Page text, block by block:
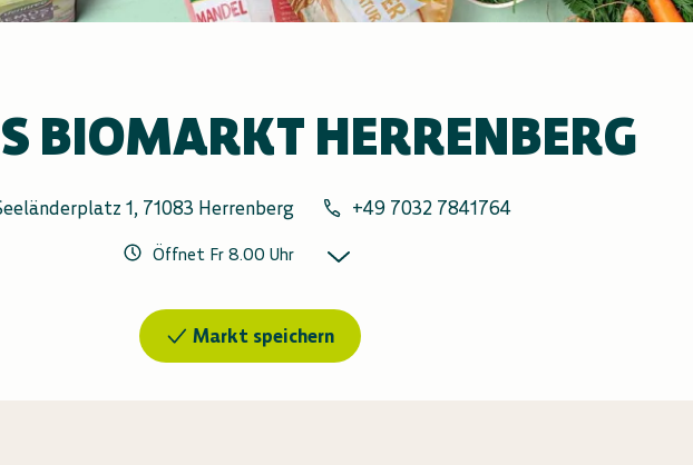
BIOMARKT HERRENBERG
1, 71083 Herrenberg +49 7032 7841764
Öffnet Fr 8.00 Uhr
Markt speichern